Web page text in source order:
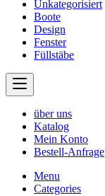
Unkategorisiert
Boote
Design
Fenster
Füllstäbe
über uns
Katalog
Mein Konto
Bestell-Anfrage
Menu
Categories